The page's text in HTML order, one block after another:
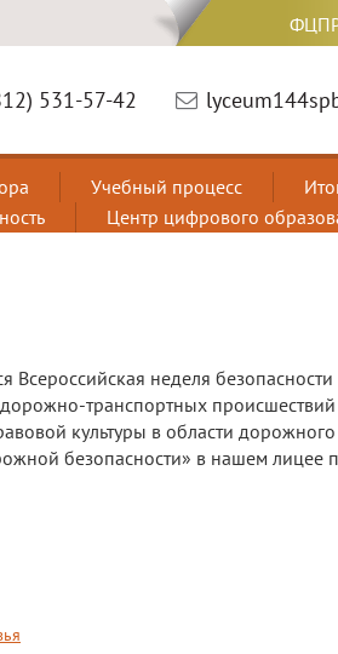
531-57-42
Учебный процесс
Центр цифрового
неделя безопасности
транспортных происшествий
культуры в области дорожного
безопасности» в нашем лицее